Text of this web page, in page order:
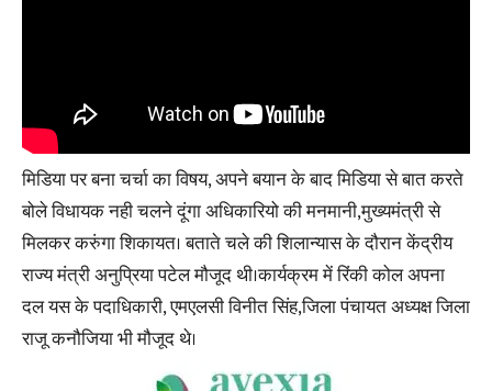
मिडिया पर बना चर्चा का विषय, अपने बयान के बाद मिडिया से बात करते
बोले विधायक नही चलने दूंगा अधिकारियो की मनमानी,मुख्यमंत्री से
मिलकर करुंगा शिकायत। बताते चले की शिलान्यास के दौरान केंद्रीय
राज्य मंत्री अनुप्रिया पटेल मौजूद थी।कार्यक्रम में रिंकी कोल अपना
दल यस के पदाधिकारी, एमएलसी विनीत सिंह,जिला पंचायत अध्यक्ष जिला
राजू कनौजिया भी मौजूद थे।